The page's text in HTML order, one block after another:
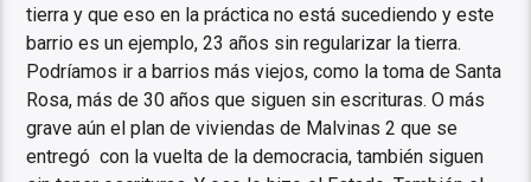
tierra y que eso en la práctica no está sucediendo y este
barrio es un ejemplo, 23 años sin regularizar la tierra.
Podríamos ir a barrios más viejos, como la toma de Santa
Rosa, más de 30 años que siguen sin escrituras. O más
grave aún el plan de viviendas de Malvinas 2 que se
entregó con la vuelta de la democracia, también siguen